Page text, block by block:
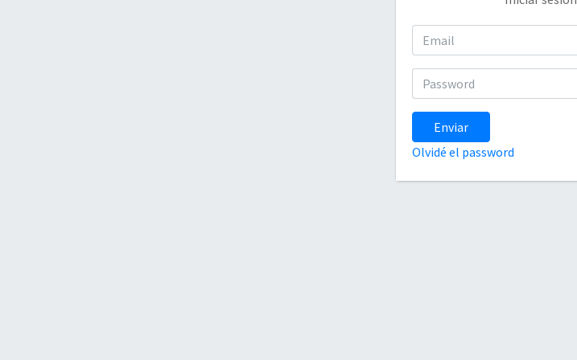
Enviar
Olvidé el password